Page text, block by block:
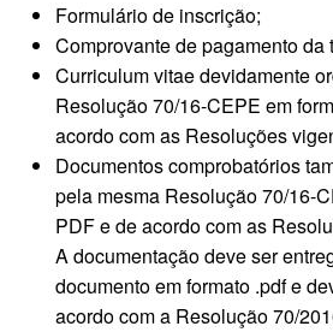
Formulário de inscrição;
Comprovante de pagamento da
Curriculum vitae devidamente
Resolução 70/16-CEPE em
acordo com as Resoluções
Documentos comprobatórios
pela mesma Resolução 70/16-
PDF e de acordo com as
A documentação deve ser
documento em formato .pdf e
acordo com a Resolução 70/